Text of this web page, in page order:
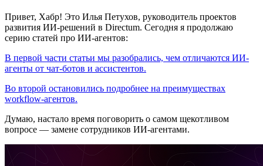
Привет, Хабр! Это Илья Петухов, руководитель проектов
развития ИИ-решений в Directum. Сегодня я продолжаю
серию статей про ИИ-агентов:
В первой части статьи мы разобрались, чем отличаются ИИ-
агенты от чат-ботов и ассистентов.
Во второй остановились подробнее на преимуществах
workflow-агентов.
Думаю, настало время поговорить о самом щекотливом
вопросе — замене сотрудников ИИ-агентами.